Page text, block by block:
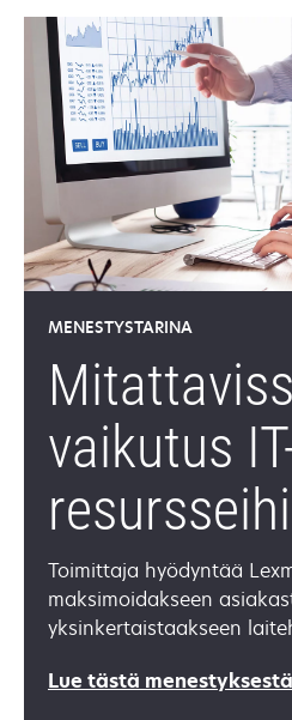
MENESTYSTARINA
vaikutus
Toimittaja hyödyntää
maksimoidakseen
yksinkertaistaakseen
Lue tästä menestyksestä